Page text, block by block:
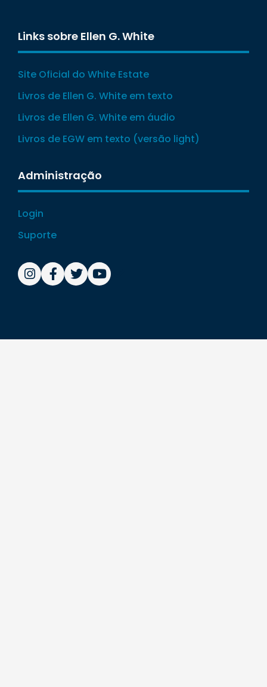
Links sobre Ellen G. White
Site Oficial do White Estate
Livros de Ellen G. White em texto
Livros de Ellen G. White em áudio
Livros de EGW em texto (versão light)
Administração
Login
Suporte